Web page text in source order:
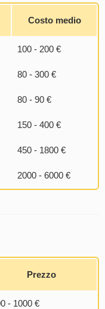
Costo medio
100 - 200 €
80 - 300 €
80 - 90 €
150 - 400 €
450 - 1800 €
2000 - 6000 €
Prezzo
- 1000 €